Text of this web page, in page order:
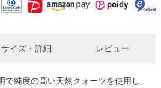
で純度の高い天然クォーツを使用し
サイズ・詳細 レビュー